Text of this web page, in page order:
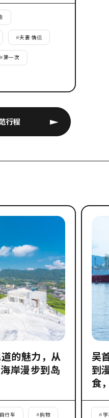
行程
#夫妻·情侣
#第一次
道的魅力，从
岸漫步到岛
行车 #购物
吴
到
食
# 学